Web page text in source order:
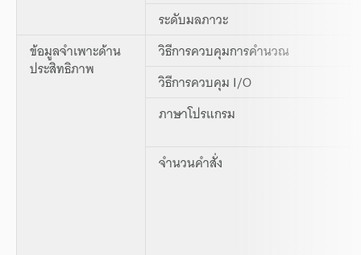
ระดับมลภาวะ
ข้อมูลจำเพาะด้าน
ประสิทธิภาพ
วิธีการควบคุมการคำนวณ
วิธีการควบคุม I/O
ภาษาโปรแกรม
จำนวนคำสั่ง